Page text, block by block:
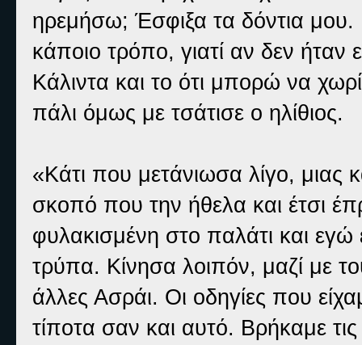
ηρεμήσω; Έσφιξα τα δόντια
κάποιο τρόπο, γιατί αν δεν ήταν
Κάλιντα και το ότι μπορώ να
πάλι όμως με τσάτισε ο ηλίθιος.
«Κάτι που μετάνιωσα λίγο, μιας
σκοπό που την ήθελα και έτσι
φυλακισμένη στο παλάτι και εγώ
τρύπα. Κίνησα λοιπόν, μαζί με
άλλες Ασράι. Οι οδηγίες που
τίποτα σαν και αυτό. Βρήκαμε